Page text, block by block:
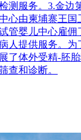
测服务。3.金边
心由柬埔寨王国
管婴儿中心雇佣
人提供服务。为
了体外受精-胚
查和诊断。